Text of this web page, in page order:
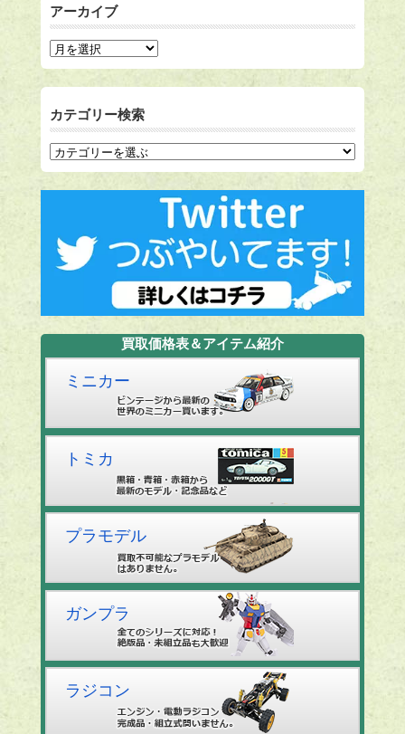
アーカイブ
カテゴリー検索
買取価格表＆アイテム紹介
ミニカー
トミカ
プラモデル
ガンプラ
ラジコン